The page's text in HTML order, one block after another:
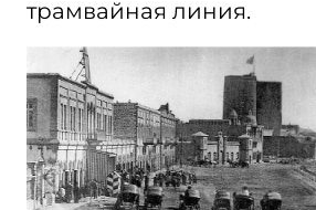
трамвайная линия.